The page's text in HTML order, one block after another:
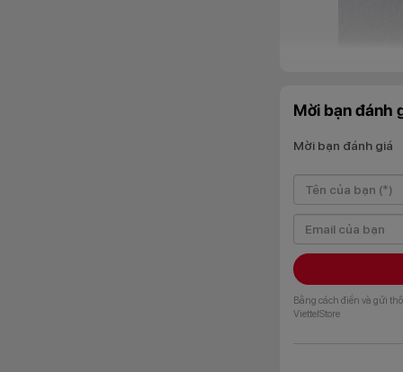
Mời bạn đánh
Mời bạn đánh giá
Bằng cách điền và gửi
ViettelStore